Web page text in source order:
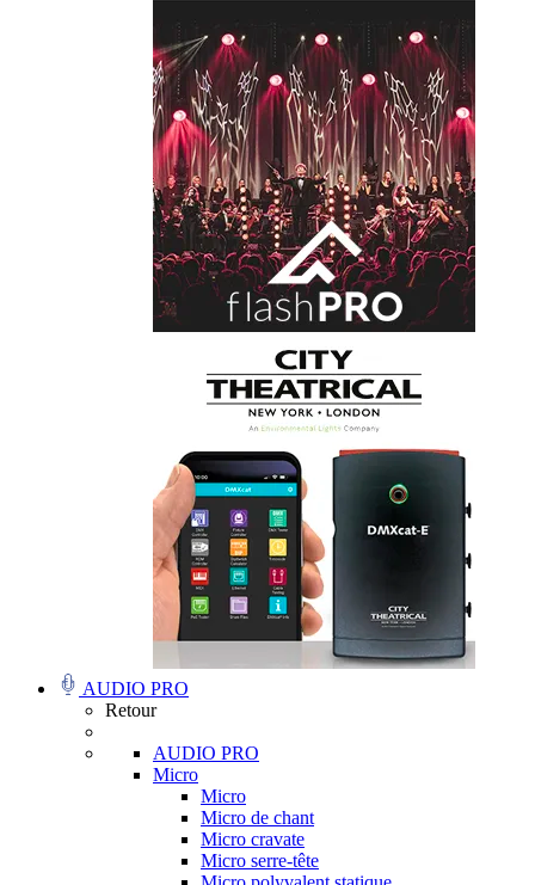
AUDIO PRO
Retour
AUDIO PRO
Micro
Micro
Micro de chant
Micro cravate
Micro serre-tête